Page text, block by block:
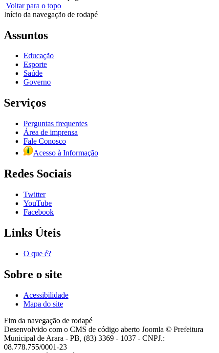
Voltar para o topo
Início da navegação de rodapé
Assuntos
Educação
Esporte
Saúde
Governo
Serviços
Perguntas frequentes
Área de imprensa
Fale Conosco
Acesso à Informação
Redes Sociais
Twitter
YouTube
Facebook
Links Úteis
O que é?
Sobre o site
Acessibilidade
Mapa do site
Fim da navegação de rodapé
Desenvolvido com o CMS de código aberto Joomla © Prefeitura
Municipal de Arara - PB, (83) 3369 - 1037 - CNPJ.:
08.778.755/0001-23